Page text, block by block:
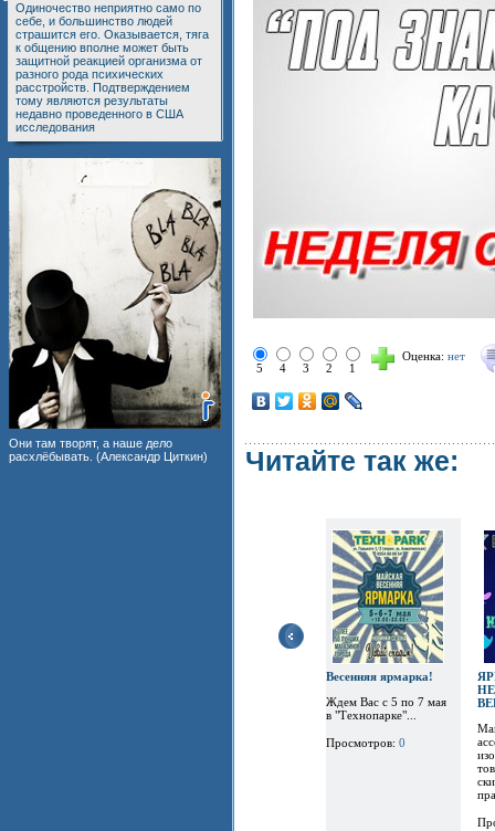
Одиночество неприятно само по
себе, и большинство людей
страшится его. Оказывается, тяга
к общению вполне может быть
защитной реакцией организма от
разного рода психических
расстройств. Подтверждением
тому являются результаты
недавно проведенного в США
исследования
Они там творят, а наше дело
расхлёбывать. (Александр Циткин)
5 4 3 2 1
Оценка: нет
Читайте так же:
Весенняя ярмарка!
Ждем Вас с 5 по 7 мая
в "Технопарке"...
Просмотров: 0